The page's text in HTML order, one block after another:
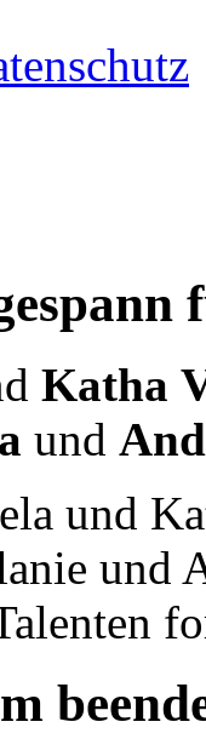
Katha
und
und
und